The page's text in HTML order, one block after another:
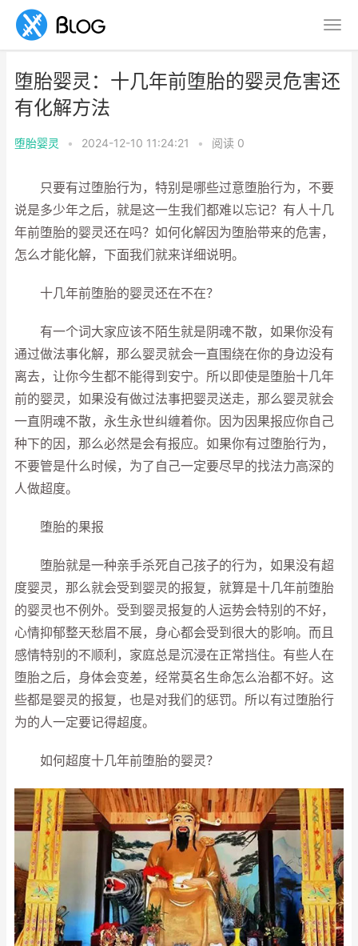
堕胎婴灵：十几年前堕胎的婴灵危害还
有化解方法
堕胎婴灵 • 2024-12-10 11:24:21 • 阅读 0
只要有过堕胎行为，特别是哪些过意堕胎行为，不要
说是多少年之后，就是这一生我们都难以忘记？有人十几
年前堕胎的婴灵还在吗？如何化解因为堕胎带来的危害，
怎么才能化解，下面我们就来详细说明。
十几年前堕胎的婴灵还在不在？
有一个词大家应该不陌生就是阴魂不散，如果你没有
通过做法事化解，那么婴灵就会一直围绕在你的身边没有
离去，让你今生都不能得到安宁。所以即使是堕胎十几年
前的婴灵，如果没有做过法事把婴灵送走，那么婴灵就会
一直阴魂不散，永生永世纠缠着你。因为因果报应你自己
种下的因，那么必然是会有报应。如果你有过堕胎行为，
不要管是什么时候，为了自己一定要尽早的找法力高深的
人做超度。
堕胎的果报
堕胎就是一种亲手杀死自己孩子的行为，如果没有超
度婴灵，那么就会受到婴灵的报复，就算是十几年前堕胎
的婴灵也不例外。受到婴灵报复的人运势会特别的不好，
心情抑郁整天愁眉不展，身心都会受到很大的影响。而且
感情特别的不顺利，家庭总是沉浸在正常挡住。有些人在
堕胎之后，身体会变差，经常莫名生命怎么治都不好。这
些都是婴灵的报复，也是对我们的惩罚。所以有过堕胎行
为的人一定要记得超度。
如何超度十几年前堕胎的婴灵？